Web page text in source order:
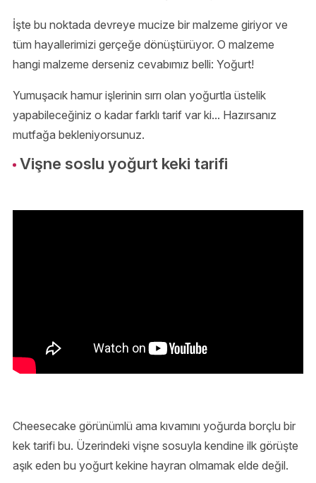
İşte bu noktada devreye mucize bir malzeme giriyor ve
tüm hayallerimizi gerçeğe dönüştürüyor. O malzeme
hangi malzeme derseniz cevabımız belli: Yoğurt!
Yumuşacık hamur işlerinin sırrı olan yoğurtla üstelik
yapabileceğiniz o kadar farklı tarif var ki... Hazırsanız
mutfağa bekleniyorsunuz.
Vişne soslu yoğurt keki tarifi
Cheesecake görünümlü ama kıvamını yoğurda borçlu bir
kek tarifi bu. Üzerindeki vişne sosuyla kendine ilk görüşte
aşık eden bu yoğurt kekine hayran olmamak elde değil.